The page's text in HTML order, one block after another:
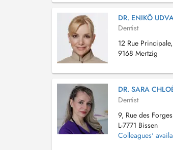
DR. ENIKÖ
Dentist
12 Rue Principale,
9168 Mertzig
DR. SARA
Dentist
9, Rue des
L-7771 Bissen
Colleagues'